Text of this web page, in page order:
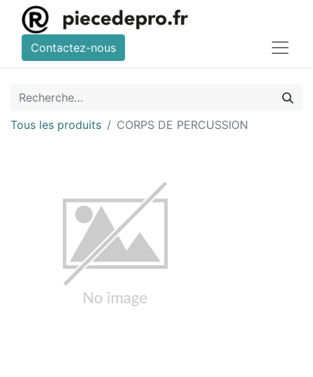
Contactez-nous
Tous les produits CORPS DE PERCUSSION